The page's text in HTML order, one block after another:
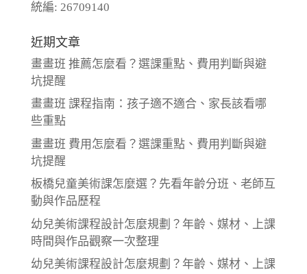
統編: 26709140
近期文章
畫畫班 推薦怎麼看？選課重點、費用判斷與避
坑提醒
畫畫班 課程指南：孩子適不適合、家長該看哪
些重點
畫畫班 費用怎麼看？選課重點、費用判斷與避
坑提醒
板橋兒童美術課怎麼選？先看年齡分班、老師互
動與作品歷程
幼兒美術課程設計怎麼規劃？年齡、媒材、上課
時間與作品觀察一次整理
幼兒美術課程設計怎麼規劃？年齡、媒材、上課